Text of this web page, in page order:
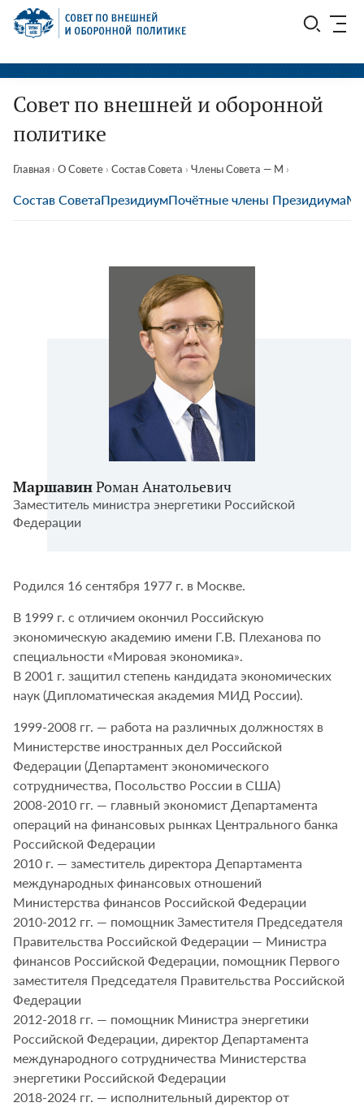
Перейти
СВОП
Совет по внешней и оборонной
политике
Главная › О Совете › Состав Совета › Члены Совета — М ›
Состав СоветаПрезидиумПочётные члены Президиума
МаршавинРоман Анатольевич
Заместитель министра энергетики Российской
Федерации
Родился 16 сентября 1977 г. в Москве.
В 1999 г. с отличием окончил Российскую
экономическую академию имени Г.В. Плеханова по
специальности «Мировая экономика».
В 2001 г. защитил степень кандидата экономических
наук (Дипломатическая академия МИД России).
1999-2008 гг. — работа на различных должностях в
Министерстве иностранных дел Российской
Федерации (Департамент экономического
сотрудничества, Посольство России в США)
2008-2010 гг. — главный экономист Департамента
операций на финансовых рынках Центрального банка
Российской Федерации
2010 г. — заместитель директора Департамента
международных финансовых отношений
Министерства финансов Российской Федерации
2010-2012 гг. — помощник Заместителя Председателя
Правительства Российской Федерации — Министра
финансов Российской Федерации, помощник Первого
заместителя Председателя Правительства Российской
Федерации
2012-2018 гг. — помощник Министра энергетики
Российской Федерации, директор Департамента
международного сотрудничества Министерства
энергетики Российской Федерации
2018-2024 гг. — исполнительный директор от